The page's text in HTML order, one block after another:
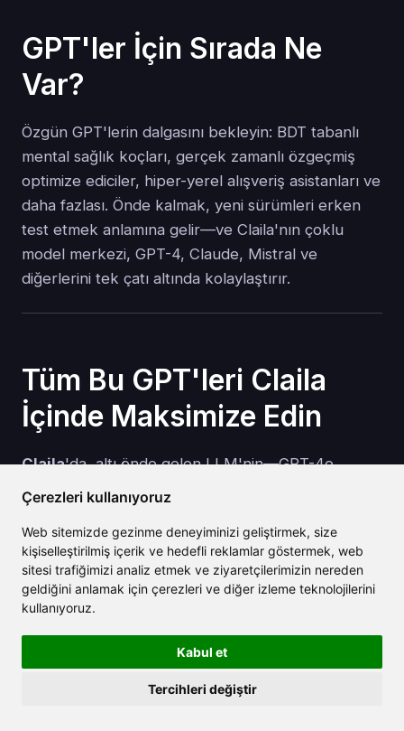
Çerezleri kullanıyoruz
Web sitemizde gezinme deneyiminizi geliştirmek, size
kişiselleştirilmiş içerik ve hedefli reklamlar göstermek, web
sitesi trafiğimizi analiz etmek ve ziyaretçilerimizin nereden
geldiğini anlamak için çerezleri ve diğer izleme teknolojilerini
kullanıyoruz.
Kabul et
Tercihleri değiştir
GPT'ler İçin Sırada Ne
Var?
Özgün GPT'lerin dalgasını bekleyin: BDT tabanlı
mental sağlık koçları, gerçek zamanlı özgeçmiş
optimize ediciler, hiper-yerel alışveriş asistanları ve
daha fazlası. Önde kalmak, yeni sürümleri erken
test etmek anlamına gelir—ve Claila'nın çoklu
model merkezi, GPT-4, Claude, Mistral ve
diğerlerini tek çatı altında kolaylaştırır.
Tüm Bu GPT'leri Claila
İçinde Maksimize Edin
Claila'da, altı önde gelen LLM'nin—GPT-4o,
Claude 3, Gemini 1.5, Grok 1.5, Mistral Large, ve
ayrı abone olmadan.
Yan yana fark görünümü, modellerin nerede
anlaşamadığını vurgular.
Tek tıklamayla komut yeniden kullanımı, tonu
veya yaratıcılığı A/B test etmenizi sağlar.
Dahili resim, ses ve çeviri widget'ları, daha az